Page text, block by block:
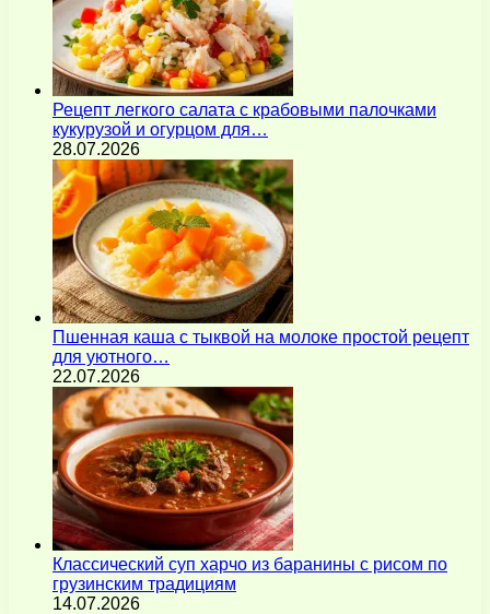
Рецепт легкого салата с крабовыми палочками
кукурузой и огурцом для…
28.07.2026
Пшенная каша с тыквой на молоке простой рецепт
для уютного…
22.07.2026
Классический суп харчо из баранины с рисом по
грузинским традициям
14.07.2026